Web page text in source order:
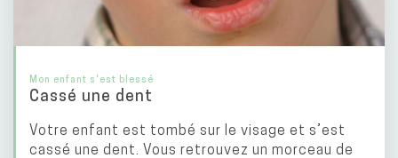
Mon enfant s'est blessé
Cassé une dent
Votre enfant est tombé sur le visage et s’est
cassé une dent. Vous retrouvez un morceau de